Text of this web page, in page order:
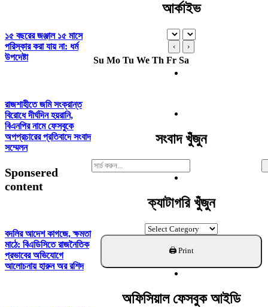
১৫ বছরের জঞ্জাল ১৫ মাসে
পরিস্কার করা যায় না: ধর্ম
উপদেষ্টা
রাজশাহীতে জমি সংক্রান্ত
বিরোধে দীর্ঘদিন হয়রানি,
বিএনপির নামে ফেসবুকে
অপপ্রচারের প্রতিবাদে সংবাদ
সম্মেলন
Sponsered
content
বদলির আদেশ কাগজে, ক্ষমতা
মাঠে: বিএডিসিতে রাজনৈতিক
প্রভাবের অভিযোগে
আলোচনায় হারুন অর রশিদ
আর্কাইভ
‹ ›
Su Mo Tu We Th Fr Sa
সংবাদ খুঁজুন
Search
For:
ক্যাটাগরি খুঁজুন
ক্যাটাগরি
খুঁজুন
অফিসিয়াল ফেসবুক আইডি